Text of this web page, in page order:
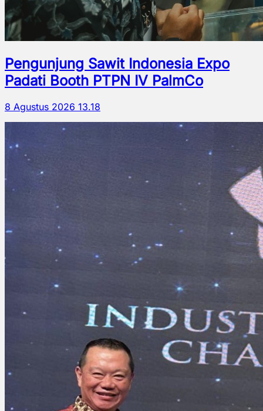
Pengunjung Sawit Indonesia Expo
Padati Booth PTPN IV PalmCo
8 Agustus 2026 13.18